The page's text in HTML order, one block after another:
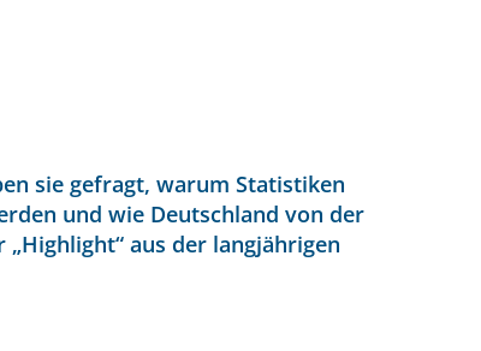
sie gefragt, warum Statistiken
und wie Deutschland von der
aus der langjährigen